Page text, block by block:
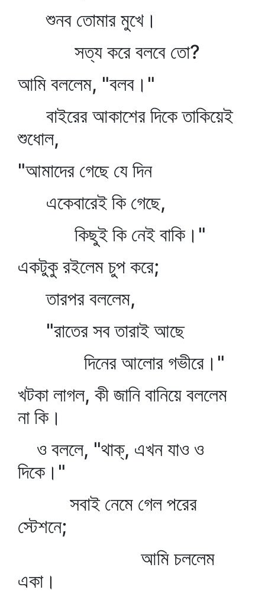
শুনব তোমার মুখে।
সত্য করে বলবে তো?
আমি বললেম, "বলব।"
বাইরের আকাশের দিকে তাকিয়েই
শুধোল,
"আমাদের গেছে যে দিন
একেবারেই কি গেছে,
কিছুই কি নেই বাকি।"
একটুকু রইলেম চুপ করে;
তারপর বললেম,
"রাতের সব তারাই আছে
দিনের আলোর গভীরে।"
খটকা লাগল, কী জানি বানিয়ে বললেম
না কি।
ও বললে, "থাক্‌, এখন যাও ও
দিকে।"
সবাই নেমে গেল পরের
স্টেশনে;
আমি চললেম
একা।